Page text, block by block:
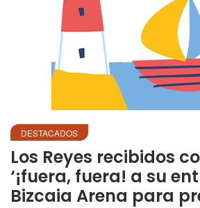
DESTACADOS
Los Reyes recibidos
‘¡fuera, fuera! a su
Bizcaia Arena para